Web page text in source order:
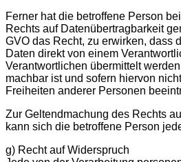
Ferner hat die betroffene Person
Rechts auf Datenübertragbarkeit
GVO das Recht, zu erwirken, dass
Daten direkt von einem
Verantwortlichen übermittelt
machbar ist und sofern hiervon
Freiheiten anderer Personen
Zur Geltendmachung des Rechts
kann sich die betroffene Person
g) Recht auf Widerspruch